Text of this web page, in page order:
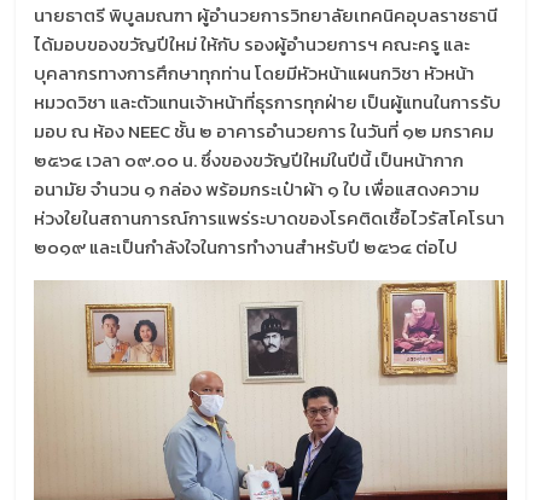
นายธาตรี พิบูลมณฑา ผู้อำนวยการวิทยาลัยเทคนิคอุบลราชธานี
ได้มอบของขวัญปีใหม่ ให้กับ รองผู้อำนวยการฯ คณะครู และ
บุคลากรทางการศึกษาทุกท่าน โดยมีหัวหน้าแผนกวิชา หัวหน้า
หมวดวิชา และตัวแทนเจ้าหน้าที่ธุรการทุกฝ่าย เป็นผู้แทนในการรับ
มอบ ณ ห้อง NEEC ชั้น ๒ อาคารอำนวยการ ในวันที่ ๑๒ มกราคม
๒๕๖๔ เวลา ๐๙.๐๐ น. ซึ่งของขวัญปีใหม่ในปีนี้ เป็นหน้ากาก
อนามัย จำนวน ๑ กล่อง พร้อมกระเป๋าผ้า ๑ ใบ เพื่อแสดงความ
ห่วงใยในสถานการณ์การแพร่ระบาดของโรคติดเชื้อไวรัสโคโรนา
๒๐๑๙ และเป็นกำลังใจในการทำงานสำหรับปี ๒๕๖๔ ต่อไป